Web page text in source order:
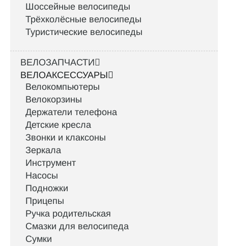
Шоссейные велосипеды
Трёхколёсные велосипеды
Туристические велосипеды
ВЕЛОЗАПЧАСТИ
ВЕЛОАКСЕССУАРЫ
Велокомпьютеры
Велокорзины
Держатели телефона
Детские кресла
Звонки и клаксоны
Зеркала
Инструмент
Насосы
Подножки
Прицепы
Ручка родительская
Смазки для велосипеда
Сумки